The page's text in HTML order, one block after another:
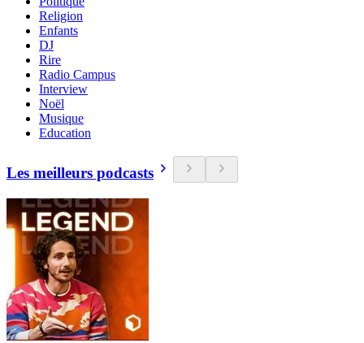
Religion
Enfants
DJ
Rire
Radio Campus
Interview
Noël
Musique
Education
Les meilleurs podcasts